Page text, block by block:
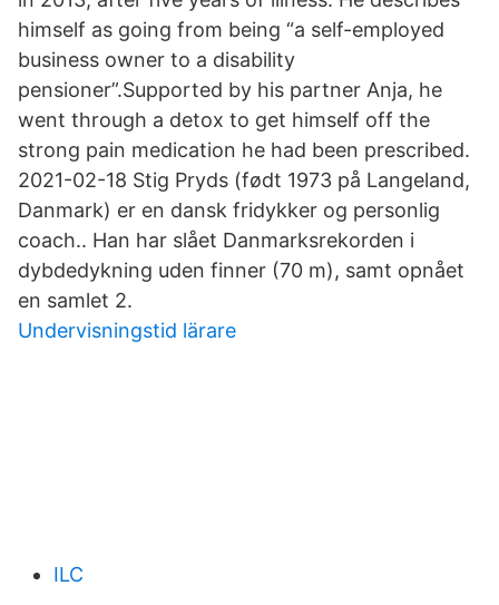
himself as going from being “a self-employed
business owner to a disability
pensioner”.Supported by his partner Anja, he
went through a detox to get himself off the
strong pain medication he had been prescribed.
2021-02-18 Stig Pryds (født 1973 på Langeland,
Danmark) er en dansk fridykker og personlig
coach.. Han har slået Danmarksrekorden i
dybdedykning uden finner (70 m), samt opnået
en samlet 2.
Undervisningstid lärare
ILC